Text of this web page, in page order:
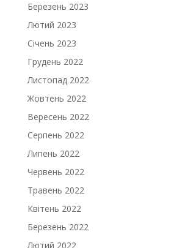
Березень 2023
Лютий 2023
Січень 2023
Грудень 2022
Листопад 2022
Жовтень 2022
Вересень 2022
Серпень 2022
Липень 2022
Червень 2022
Травень 2022
Квітень 2022
Березень 2022
Лютий 2022